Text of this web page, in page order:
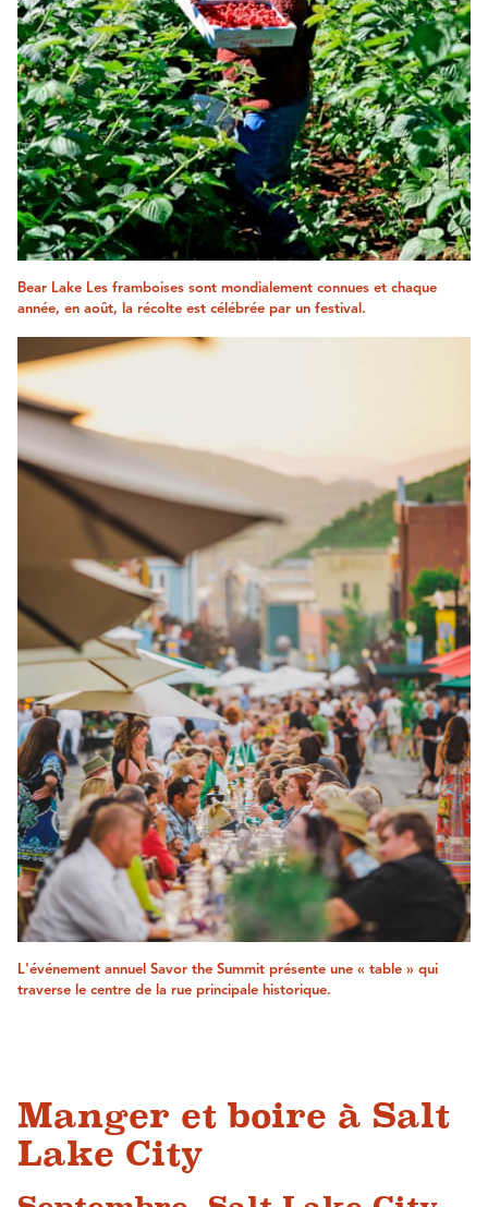
Bear Lake Les framboises sont mondialement connues et chaque
année, en août, la récolte est célébrée par un festival.
L'événement annuel Savor the Summit présente une « table » qui
traverse le centre de la rue principale historique.
Manger et boire à Salt
Lake City